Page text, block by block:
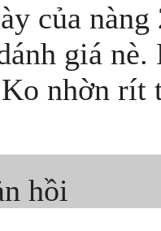
của
giá
nhờn rít
hồi